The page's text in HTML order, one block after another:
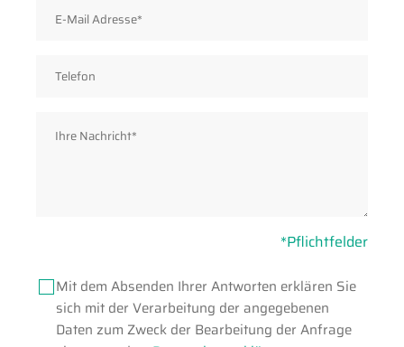
*Pflichtfelder
Mit dem Absenden Ihrer Antworten erklären Sie
sich mit der Verarbeitung der angegebenen
Daten zum Zweck der Bearbeitung der Anfrage